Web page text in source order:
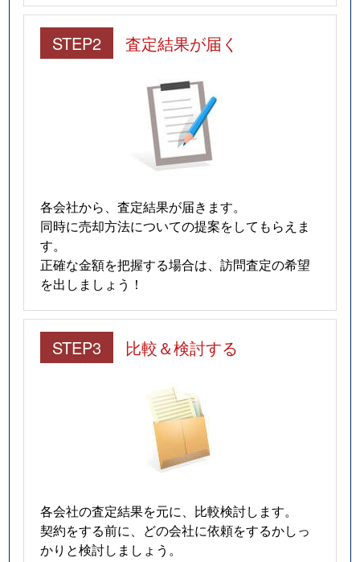
STEP2 査定結果が届く
各会社から、査定結果が届きます。
同時に売却方法についての提案をしてもらえま
す。
正確な金額を把握する場合は、訪問査定の希望
を出しましょう！
STEP3 比較＆検討する
各会社の査定結果を元に、比較検討します。
契約をする前に、どの会社に依頼をするかしっ
かりと検討しましょう。